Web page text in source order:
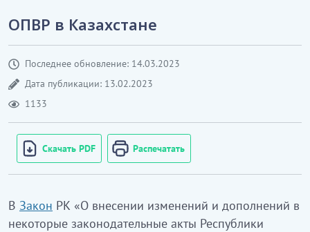
ОПВР в Казахстане
Последнее обновление: 14.03.2023
Дата публикации: 13.02.2023
1133
Скачать PDF Распечатать
В Закон РК «О внесении изменений и дополнений в
некоторые законодательные акты Республики